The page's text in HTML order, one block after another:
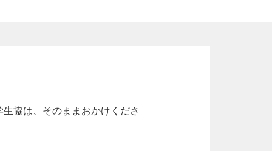
協は、そのままおかけくださ